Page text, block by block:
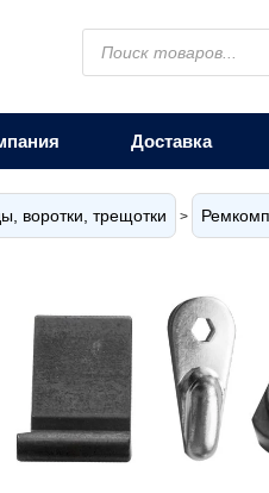
Поиск
товаров
Доставка
воротки, трещотки >